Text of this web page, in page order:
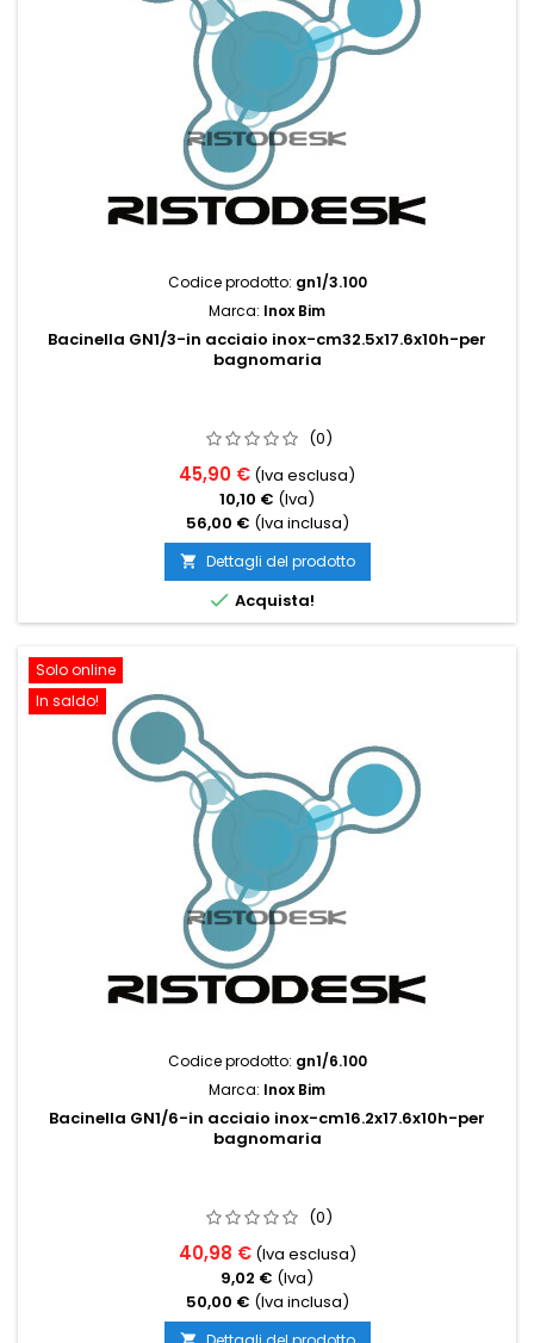
Codice prodotto: gn1/3.100
Marca: Inox Bim
Bacinella GN1/3-in acciaio inox-cm32.5x17.6x10h-per
bagnomaria
(0)
45,90 € (Iva esclusa)
10,10 € (Iva)
56,00 € (Iva inclusa)
 Dettagli del prodotto
 Acquista!
Solo online
In saldo!
Codice prodotto: gn1/6.100
Marca: Inox Bim
Bacinella GN1/6-in acciaio inox-cm16.2x17.6x10h-per
bagnomaria
(0)
40,98 € (Iva esclusa)
9,02 € (Iva)
50,00 € (Iva inclusa)